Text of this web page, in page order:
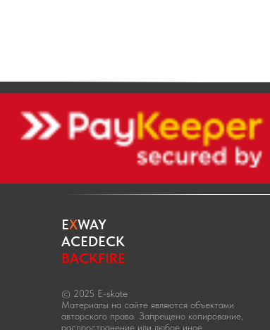
EXWAY
ACEDECK
BACKFIRE
© 2025 E-skate
Материалы на сайте являются объектами
авторского права. Запрещено копирование,
распространение или любое иное